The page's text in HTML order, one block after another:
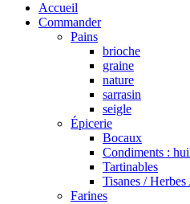
Accueil
Commander
Pains
brioche
graine
nature
sarrasin
seigle
Épicerie
Bocaux
Condiments :
Tartinables
Tisanes /
Farines